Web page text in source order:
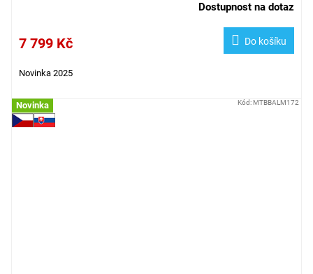
Dostupnost na dotaz
7 799 Kč Do košíku
Novinka 2025
Novinka Kód:MTBBALM172